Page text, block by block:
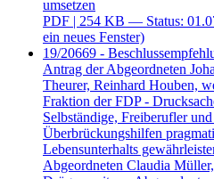
umsetzen
PDF | 254 KB — Status:
ein neues Fenster)
19/20669 -
Antrag der Abgeordneten
Theurer, Reinhard Houben,
Fraktion der FDP -
Selbständige, Freiberufler
Überbrückungshilfen
Lebensunterhalts
Abgeordneten Claudia